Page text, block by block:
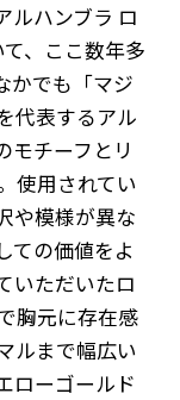
ルハンブラ ロ
、ここ数年多
かでも「マジ
代表するアル
モチーフとリ
使用されてい
や模様が異な
ての価値をよ
いただいたロ
胸元に存在感
ルまで幅広い
ローゴールド